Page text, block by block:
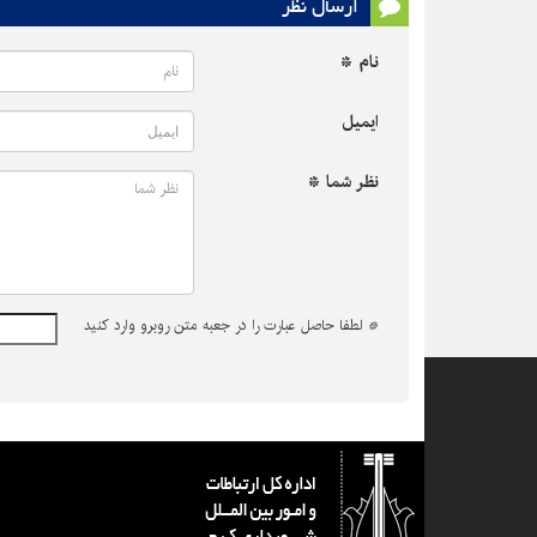
ارسال نظر
نام *
ایمیل
نظر شما *
* لطفا حاصل عبارت را در جعبه متن روبرو وارد کنید